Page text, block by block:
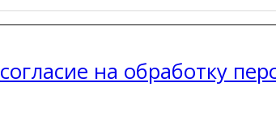
согласие на обработку